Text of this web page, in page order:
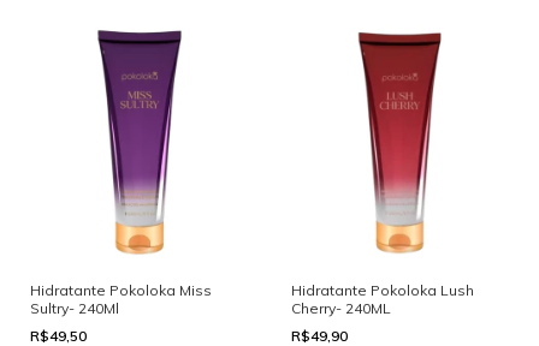
Hidratante Pokoloka Miss
Sultry- 240Ml
R$49,50
Hidratante Pokoloka Lush
Cherry- 240ML
R$49,90